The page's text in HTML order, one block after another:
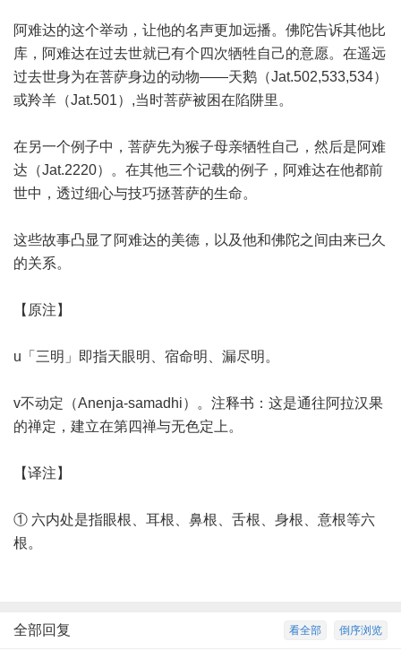
阿难达的这个举动，让他的名声更加远播。佛陀告诉其他比
库，阿难达在过去世就已有个四次牺牲自己的意愿。在遥远
过去世身为在菩萨身边的动物——天鹅（Jat.502,533,534）
或羚羊（Jat.501）,当时菩萨被困在陷阱里。
在另一个例子中，菩萨先为猴子母亲牺牲自己，然后是阿难
达（Jat.2220）。在其他三个记载的例子，阿难达在他都前
世中，透过细心与技巧拯菩萨的生命。
这些故事凸显了阿难达的美德，以及他和佛陀之间由来已久
的关系。
【原注】
u「三明」即指天眼明、宿命明、漏尽明。
v不动定（Anenja-samadhi）。注释书：这是通往阿拉汉果
的禅定，建立在第四禅与无色定上。
【译注】
① 六内处是指眼根、耳根、鼻根、舌根、身根、意根等六
根。
倒序浏览
看全部
全部回复